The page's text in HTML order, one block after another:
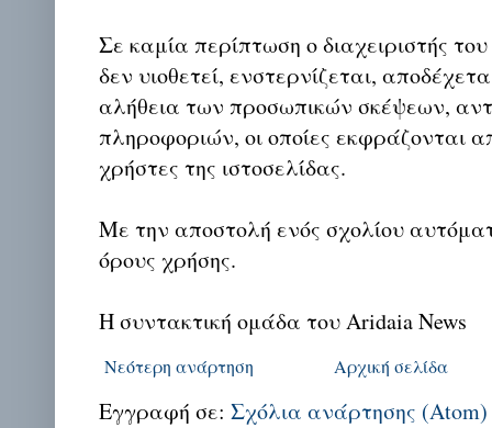
Σε καμία περίπτωση ο διαχειριστής
δεν υιοθετεί, ενστερνίζεται,
αλήθεια των προσωπικών σκέψεων,
πληροφοριών, οι οποίες εκφράζονται
χρήστες της ιστοσελίδας.
Με την αποστολή ενός σχολίου
όρους χρήσης.
Η συντακτική ομάδα του Aridaia News
Νεότερη ανάρτηση Αρχική σελίδα
Εγγραφή σε: Σχόλια ανάρτησης (Atom)